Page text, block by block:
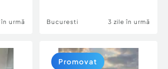
urmă Bucuresti 3 zile în urmă
Promovat